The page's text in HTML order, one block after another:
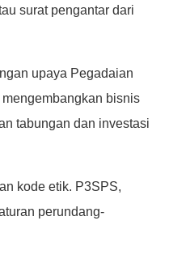
surat pengantar dari
upaya Pegadaian
bisnis
tabungan dan investasi
kode etik. P3SPS,
perundang-